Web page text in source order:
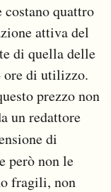
quattro
attiva del
di quella delle
ore di utilizzo.
prezzo non
un redattore
di
però non le
fragili, non